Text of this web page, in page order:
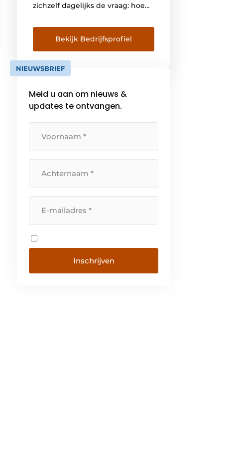
zichzelf dagelijks de vraag: hoe
die nieuwe, snelle, veranderende
wereld? Wij vinden dat de
ontwikkelingen te hard gaan om
ze voor jezelf te houden. De
technologieën te impactvol om
projecten […]
Bekijk Bedrijfsprofiel
NIEUWSBRIEF
Meld u aan om nieuws &
updates te ontvangen.